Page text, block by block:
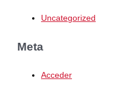
Uncategorized
Meta
Acceder